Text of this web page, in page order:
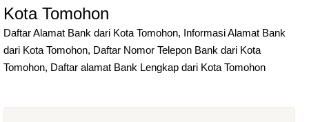
Kota Tomohon
Daftar Alamat Bank dari Kota Tomohon, Informasi Alamat Bank
dari Kota Tomohon, Daftar Nomor Telepon Bank dari Kota
Tomohon, Daftar alamat Bank Lengkap dari Kota Tomohon